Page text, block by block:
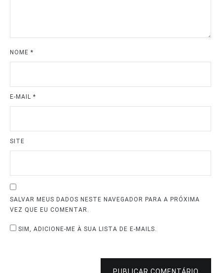
NOME *
E-MAIL *
SITE
SALVAR MEUS DADOS NESTE NAVEGADOR PARA A PRÓXIMA
VEZ QUE EU COMENTAR.
SIM, ADICIONE-ME À SUA LISTA DE E-MAILS.